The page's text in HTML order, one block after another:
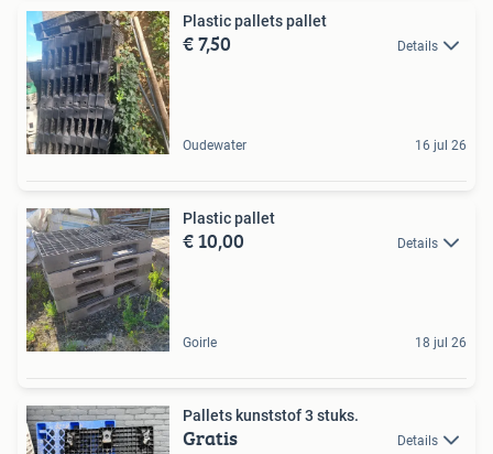
Plastic pallets pallet
€ 7,50 Details
Oudewater 16 jul 26
Plastic pallet
€ 10,00 Details
Goirle 18 jul 26
Pallets kunststof 3 stuks.
Gratis Details